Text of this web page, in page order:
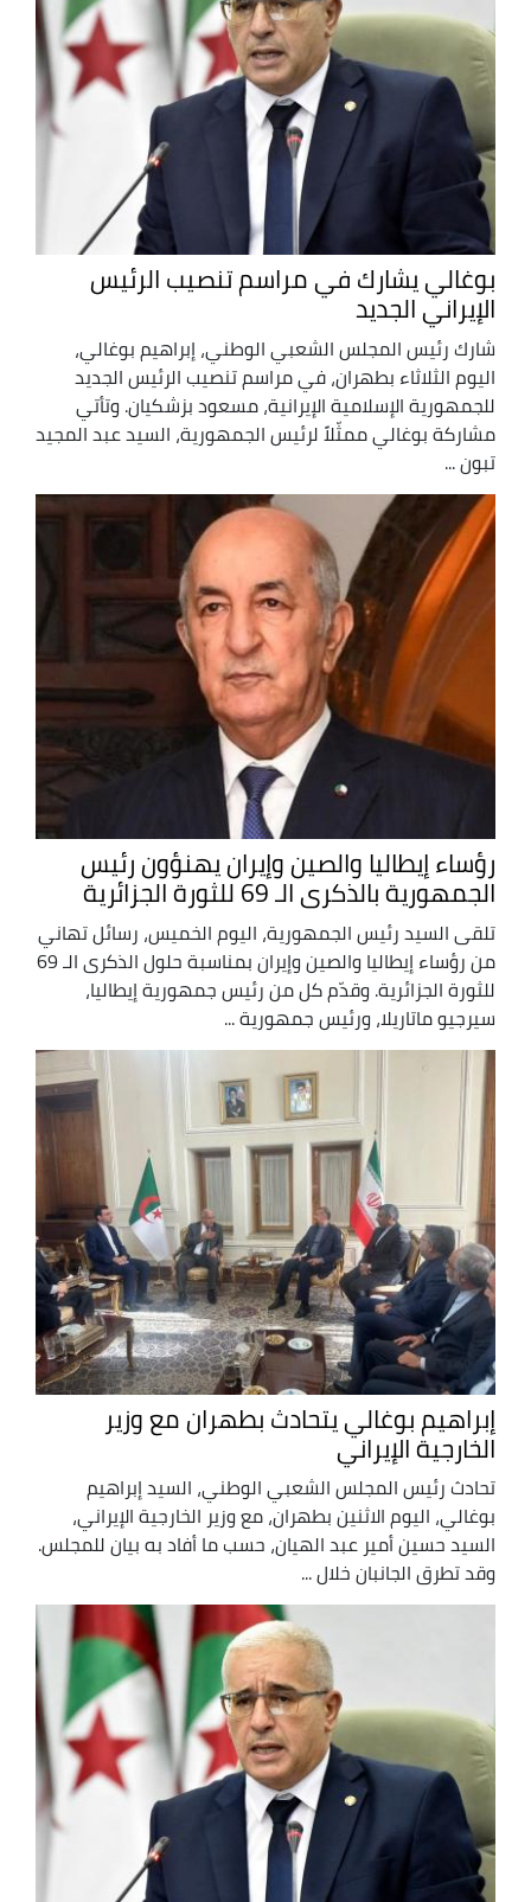
بوغالي يشارك في مراسم تنصيب الرئيس
الإيراني الجديد
شارك رئيس المجلس الشعبي الوطني، إبراهيم بوغالي،
اليوم الثلاثاء بطهران، في مراسم تنصيب الرئيس الجديد
للجمهورية الإسلامية الإيرانية، مسعود بزشكيان. وتأتي
مشاركة بوغالي ممثّلاً لرئيس الجمهورية، السيد عبد المجيد
تبون ...
رؤساء إيطاليا والصين وإيران يهنؤون رئيس
الجمهورية بالذكرى الـ 69 للثورة الجزائرية
تلقى السيد رئيس الجمهورية، اليوم الخميس، رسائل تهاني
من رؤساء إيطاليا والصين وإيران بمناسبة حلول الذكرى الـ 69
للثورة الجزائرية. وقدّم كل من رئيس جمهورية إيطاليا،
سيرجيو ماتاريلا، ورئيس جمهورية ...
إبراهيم بوغالي يتحادث بطهران مع وزير
الخارجية الإيراني
تحادث رئيس المجلس الشعبي الوطني، السيد إبراهيم
بوغالي، اليوم الاثنين بطهران، مع وزير الخارجية الإيراني،
السيد حسين أمير عبد الهيان، حسب ما أفاد به بيان للمجلس.
وقد تطرق الجانبان خلال ...